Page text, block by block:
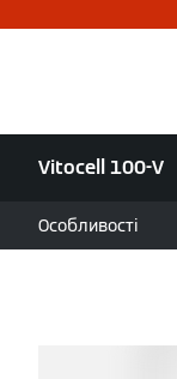
Vitocell 100-V
Особливості